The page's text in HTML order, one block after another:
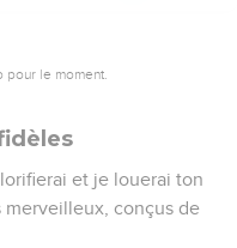
le moment.
et je louerai ton
merveilleux, conçus de